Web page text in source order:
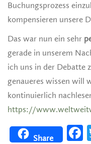
Buchungsprozess
kompensieren unsere
Das war nun ein sehr
gerade in unserem
ich uns in der Debatte
genaueres wissen will
kontinuierlich
https://
Share